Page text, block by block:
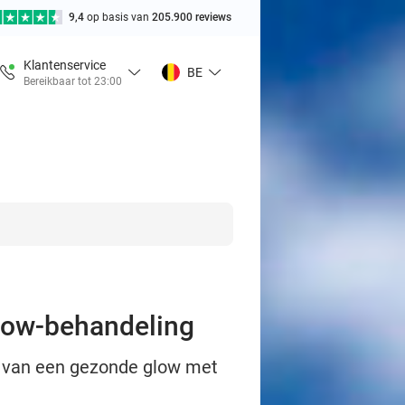
9,4 op basis van 205.900 reviews
Klantenservice
Bereikbaar tot 23:00
BE
behandeling
een gezonde glow met